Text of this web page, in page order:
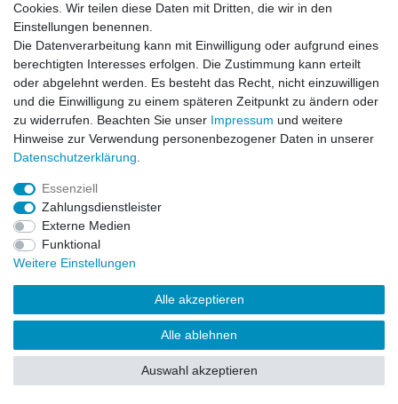
Daten­schutz­erklärung
Barrierefreiheitserklärung Widerrufs­recht
Vertrag widerrufen
© Copyright 2026 | Alle Rechte vorbehalten.
Cookies. Wir teilen diese Daten mit Dritten, die wir in den
Einstellungen benennen.
Die Datenverarbeitung kann mit Einwilligung oder aufgrund eines
berechtigten Interesses erfolgen. Die Zustimmung kann erteilt
oder abgelehnt werden. Es besteht das Recht, nicht einzuwilligen
und die Einwilligung zu einem späteren Zeitpunkt zu ändern oder
zu widerrufen. Beachten Sie unser Impressum und weitere
Hinweise zur Verwendung personenbezogener Daten in unserer
Daten­schutz­erklärung
Essenziell
Zahlungsdienstleister
Externe Medien
Funktional
Weitere Einstellungen
Alle akzeptieren
Alle ablehnen
Auswahl akzeptieren